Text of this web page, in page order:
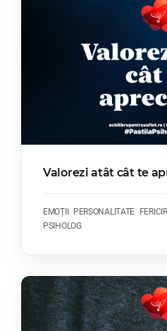
Valorezi atât cât te
EMOȚII PERSONALITATE
PSIHOLOG